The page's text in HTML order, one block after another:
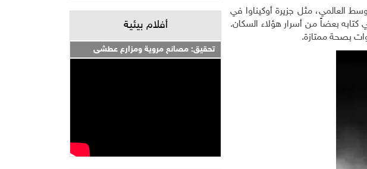
العالمي، مثل جزيرة أوكيناوا في
كتابه بعضاً من أسرار هؤلاء السكان.
بصحة ممتازة.
أفلام بيئية
تحقيق: مصانع مروية ومزارع عطشى